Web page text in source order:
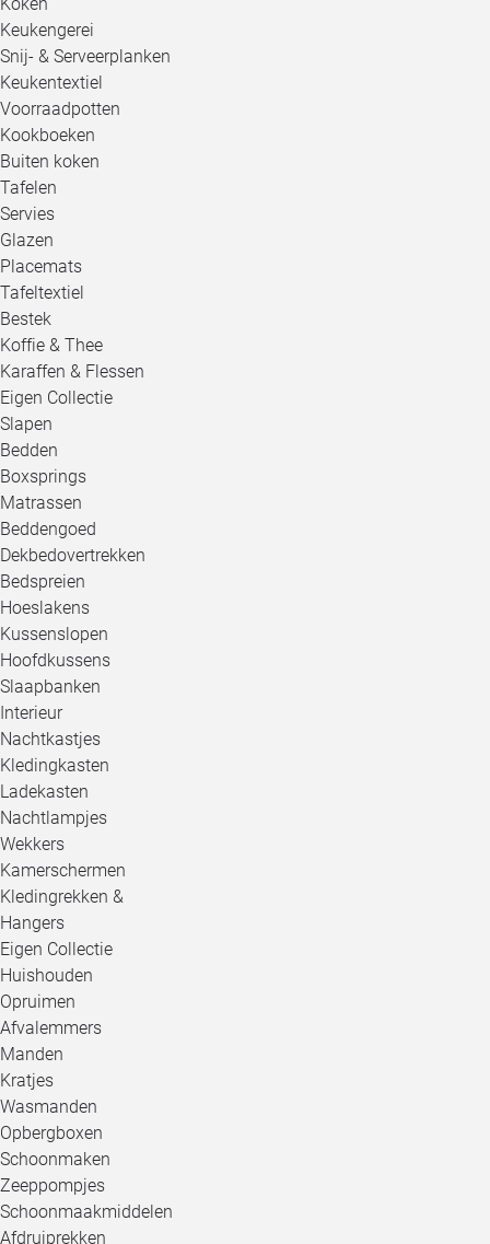
Keukengerei
Snij- & Serveerplanken
Keukentextiel
Voorraadpotten
Kookboeken
Buiten koken
Tafelen
Servies
Glazen
Placemats
Tafeltextiel
Bestek
Koffie & Thee
Karaffen & Flessen
Eigen Collectie
Slapen
Bedden
Boxsprings
Matrassen
Beddengoed
Dekbedovertrekken
Bedspreien
Hoeslakens
Kussenslopen
Hoofdkussens
Slaapbanken
Interieur
Nachtkastjes
Kledingkasten
Ladekasten
Nachtlampjes
Wekkers
Kamerschermen
Kledingrekken &
Hangers
Eigen Collectie
Huishouden
Opruimen
Afvalemmers
Manden
Kratjes
Wasmanden
Opbergboxen
Schoonmaken
Zeeppompjes
Schoonmaakmiddelen
Afdruiprekken